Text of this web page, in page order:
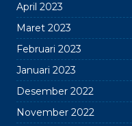
April 2023
Maret 2023
Februari 2023
Januari 2023
Desember 2022
November 2022